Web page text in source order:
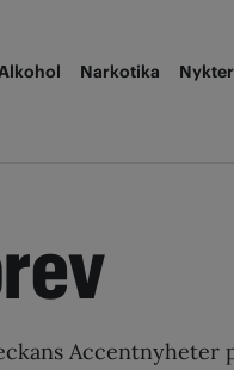
Narkotika
Accentnyheter